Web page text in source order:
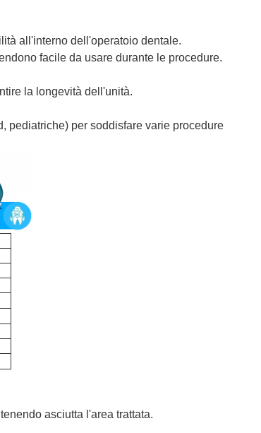
all'interno dell'operatoio dentale.
facile da usare durante le procedure.
la longevità dell'unità.
pediatriche) per soddisfare varie procedure
asciutta l'area trattata.